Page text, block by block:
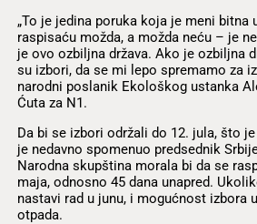
„To je jedina poruka koja je meni bitna
raspisaću možda, a možda neću – je
je ovo ozbiljna država. Ako je ozbiljna
su izbori, da se mi lepo spremamo za
narodni poslanik Ekološkog ustanka
Ćuta za N1.
Da bi se izbori održali do 12. jula, što
je nedavno spomenuo predsednik
Narodna skupština morala bi da se
maja, odnosno 45 dana unapred.
nastavi rad u junu, i mogućnost izbora
otpada.